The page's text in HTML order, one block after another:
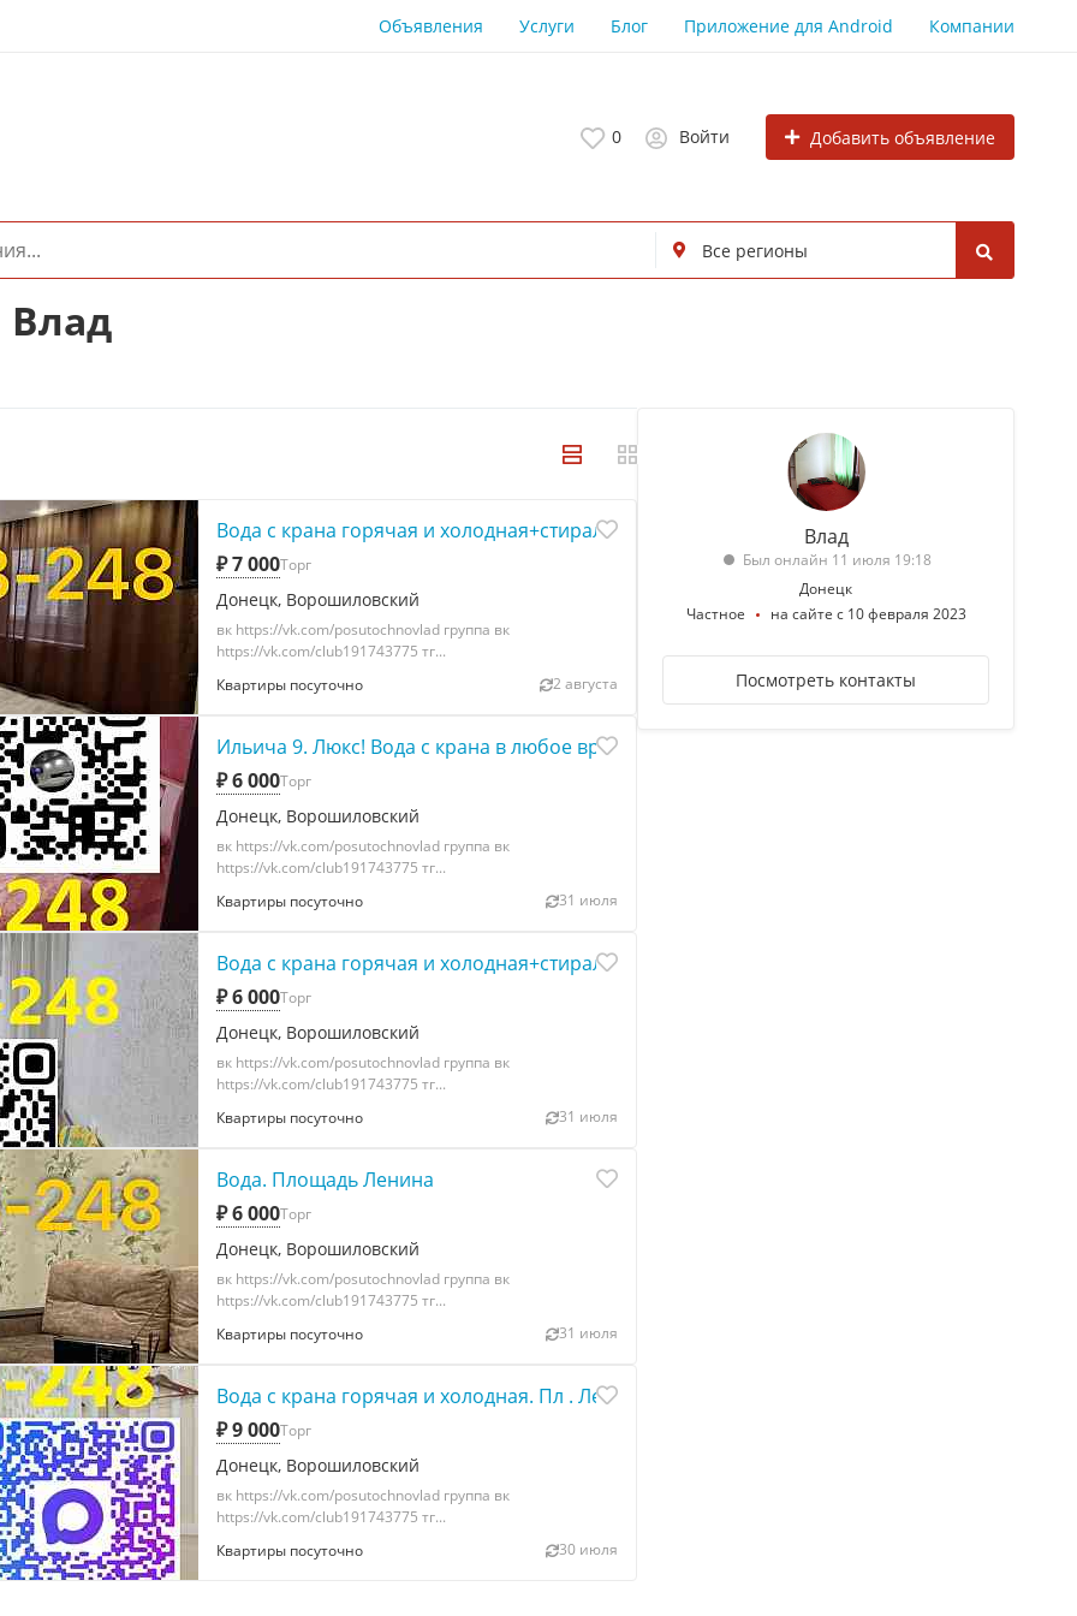
Объявления Услуги Блог Приложение для Android Компании
0 Войти Добавить объявление
Влад
Вода с крана горячая и холодная+стиралка автомат. Пл Ленина
₽ 7 000Торг
Донецк, Ворошиловский
вк https://vk.com/posutochnovlad группа вк
https://vk.com/club191743775 тг...
Квартиры посуточно
2 августа
Ильича 9. Люкс! Вода с крана в любое время 800 литров
₽ 6 000Торг
Донецк, Ворошиловский
вк https://vk.com/posutochnovlad группа вк
https://vk.com/club191743775 тг...
Квартиры посуточно
31 июля
Вода с крана горячая и холодная+стиралка автомат. Пл Ленина
₽ 6 000Торг
Донецк, Ворошиловский
вк https://vk.com/posutochnovlad группа вк
https://vk.com/club191743775 тг...
Квартиры посуточно
31 июля
Вода. Площадь Ленина
₽ 6 000Торг
Донецк, Ворошиловский
вк https://vk.com/posutochnovlad группа вк
https://vk.com/club191743775 тг...
Квартиры посуточно
31 июля
Вода с крана горячая и холодная. Пл . Ленина
₽ 9 000Торг
Донецк, Ворошиловский
вк https://vk.com/posutochnovlad группа вк
https://vk.com/club191743775 тг...
Квартиры посуточно
30 июля
Влад
Был онлайн 11 июля 19:18
Донецк
Частное
на сайте с 10 февраля 2023
Посмотреть контакты